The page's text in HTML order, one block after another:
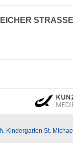
STRASSE
Kindergarten St. Michael